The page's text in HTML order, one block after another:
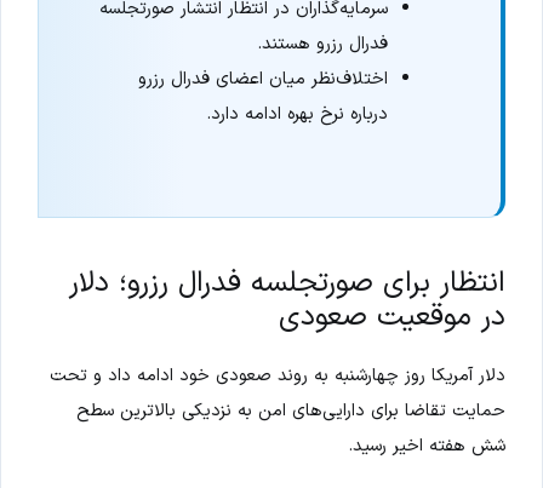
سرمایه‌گذاران در انتظار انتشار صورتجلسه
فدرال رزرو هستند.
اختلاف‌نظر میان اعضای فدرال رزرو
درباره نرخ بهره ادامه دارد.
انتظار برای صورتجلسه فدرال رزرو؛ دلار
در موقعیت صعودی
دلار آمریکا روز چهارشنبه به روند صعودی خود ادامه داد و تحت
حمایت تقاضا برای دارایی‌های امن به نزدیکی بالاترین سطح
شش هفته اخیر رسید.